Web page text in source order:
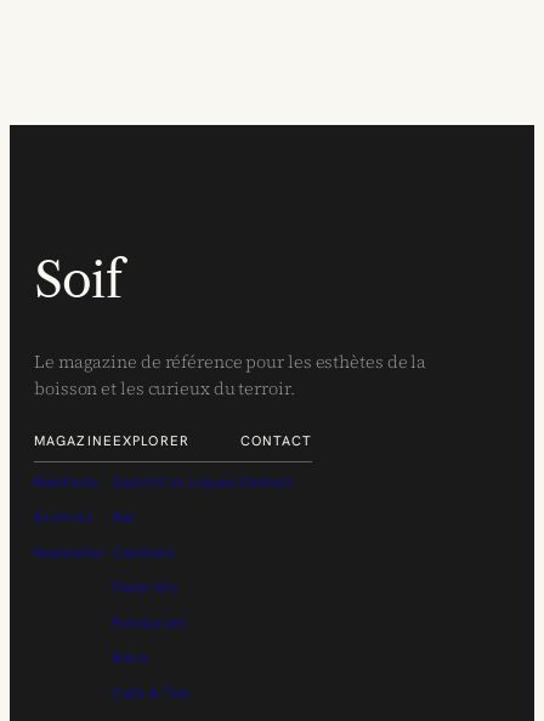
Soif
Le magazine de référence pour les esthètes de la
boisson et les curieux du terroir.
MAGAZINE
Manifeste
Archives
Newsletter
EXPLORER
Apéritif et Liqueur
Bar
Cocktails
Flash Info
Restaurant
Bière
Café & Thé
CONTACT
Contact